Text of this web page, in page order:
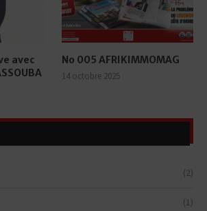
avec
No 005 AFRIKIMMOMAG
14 octobre 2025
(2)
(1)